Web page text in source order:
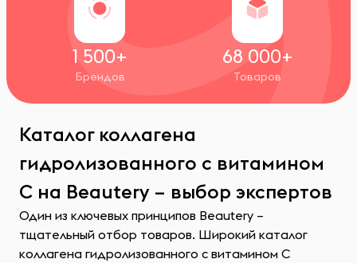
1 500+
Брендов
68 000+
Товаров
Каталог коллагена
гидролизованного с витамином
С на Beautery – выбор экспертов
Один из ключевых принципов Beautery –
тщательный отбор товаров. Широкий каталог
коллагена гидролизованного с витамином С